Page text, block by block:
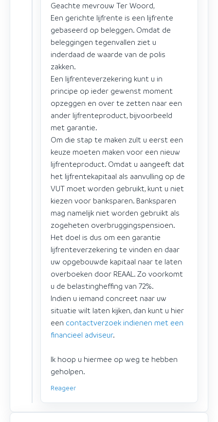
Geachte mevrouw Ter Woord,
Een gerichte lijfrente is een lijfrente
gebaseerd op beleggen. Omdat de
beleggingen tegenvallen ziet u
inderdaad de waarde van de polis
zakken.
Een lijfrenteverzekering kunt u in
principe op ieder gewenst moment
opzeggen en over te zetten naar een
ander lijfrenteproduct, bijvoorbeeld
met garantie.
Om die stap te maken zult u eerst een
keuze moeten maken voor een nieuw
lijfrenteproduct. Omdat u aangeeft dat
het lijfrentekapitaal als aanvulling op de
VUT moet worden gebruikt, kunt u niet
kiezen voor banksparen. Banksparen
mag namelijk niet worden gebruikt als
zogeheten overbruggingspensioen.
Het doel is dus om een garantie
lijfrenteverzekering te vinden en daar
uw opgebouwde kapitaal naar te laten
overboeken door REAAL. Zo voorkomt
u de belastingheffing van 72%.
Indien u iemand concreet naar uw
situatie wilt laten kijken, dan kunt u hier
een contactverzoek indienen met een
financieel adviseur.
Ik hoop u hiermee op weg te hebben
geholpen.
Reageer